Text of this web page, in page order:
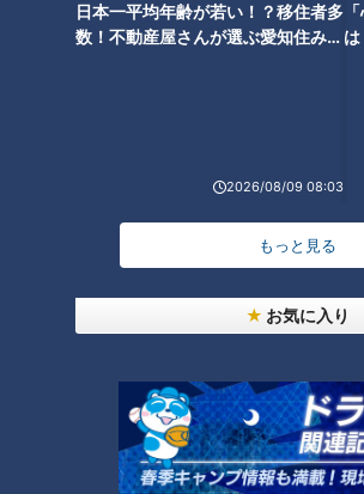
日本一平均年齢が若い！？移住者多
数！不動産屋さんが選ぶ愛知住みた
2026/08/09 08:03
「
もっと見る
お気に入り
る豪華料理を味わうこともできます。